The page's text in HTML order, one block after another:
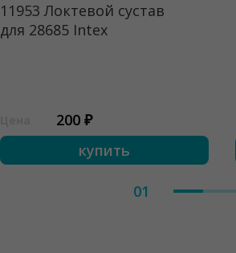
11953 Локтевой сустав
для 28685 Intex
200 ₽
купить
01